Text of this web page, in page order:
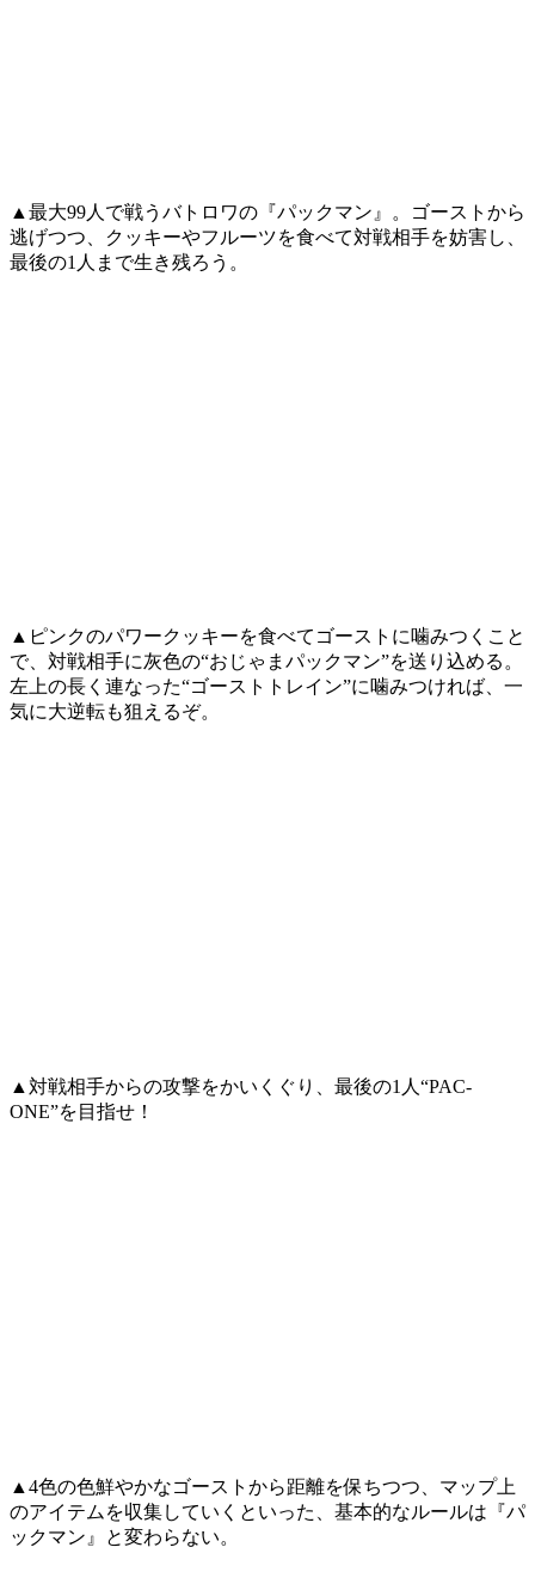
▲最大99人で戦うバトロワの『パックマン』。ゴーストから
逃げつつ、クッキーやフルーツを食べて対戦相手を妨害し、
最後の1人まで生き残ろう。
▲ピンクのパワークッキーを食べてゴーストに噛みつくこと
で、対戦相手に灰色の“おじゃまパックマン”を送り込める。
左上の長く連なった“ゴーストトレイン”に噛みつければ、一
気に大逆転も狙えるぞ。
▲対戦相手からの攻撃をかいくぐり、最後の1人“PAC-
ONE”を目指せ！
▲4色の色鮮やかなゴーストから距離を保ちつつ、マップ上
のアイテムを収集していくといった、基本的なルールは『パ
ックマン』と変わらない。